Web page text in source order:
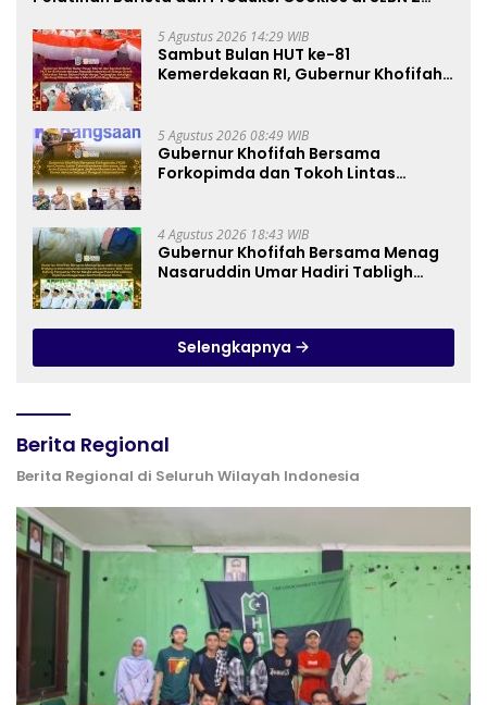
5 Agustus 2026 14:29 WIB
Sambut Bulan HUT ke-81
Kemerdekaan RI, Gubernur Khofifah
Merah Putih Bagi Masyarakat
5 Agustus 2026 08:49 WIB
Gubernur Khofifah Bersama
Forkopimda dan Tokoh Lintas
Semangat Kebangsaan
4 Agustus 2026 18:43 WIB
Gubernur Khofifah Bersama Menag
Nasaruddin Umar Hadiri Tabligh
2026: Dukung Penguatan Peran
Masjid sebagai Pusat Peradaban,
Diplomasi Keagamaan dan
Selengkapnya
Berita Regional
Berita Regional di Seluruh Wilayah Indonesia